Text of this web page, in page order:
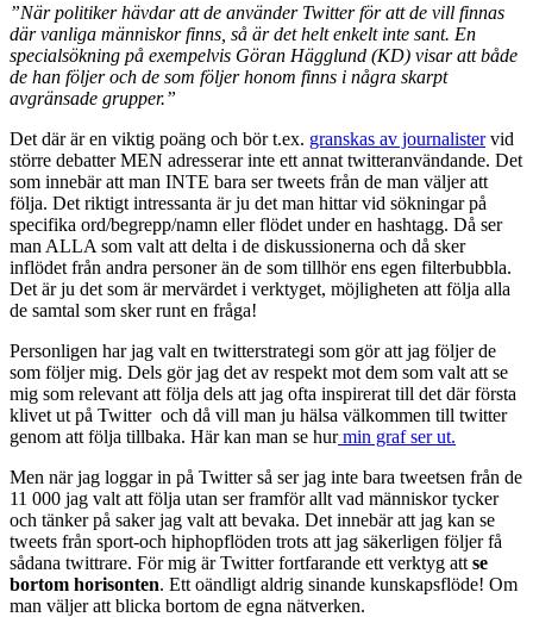
”När politiker hävdar att de använder Twitter för att de vill finnas
där vanliga människor finns, så är det helt enkelt inte sant. En
specialsökning på exempelvis Göran Hägglund (KD) visar att både
de han följer och de som följer honom finns i några skarpt
avgränsade grupper.”
Det där är en viktig poäng och bör t.ex. granskas av journalistervid
större debatter MEN adresserar inte ett annat twitteranvändande. Det
som innebär att man INTE bara ser tweets från de man väljer att
följa. Det riktigt intressanta är ju det man hittar vid sökningar på
specifika ord/begrepp/namn eller flödet under en hashtagg. Då ser
man ALLA som valt att delta i de diskussionerna och då sker
inflödet från andra personer än de som tillhör ens egen filterbubbla.
Det är ju det som är mervärdet i verktyget, möjligheten att följa alla
de samtal som sker runt en fråga!
Personligen har jag valt en twitterstrategi som gör att jag följer de
som följer mig. Dels gör jag det av respekt mot dem som valt att se
mig som relevant att följa dels att jag ofta inspirerat till det där första
klivet ut på Twitter och då vill man ju hälsa välkommen till twitter
genom att följa tillbaka. Här kan man se hurmin graf ser ut.
Men när jag loggar in på Twitter så ser jag inte bara tweetsen från de
11 000 jag valt att följa utan ser framför allt vad människor tycker
och tänker på saker jag valt att bevaka. Det innebär att jag kan se
tweets från sport-och hiphopflöden trots att jag säkerligen följer få
sådana twittrare. För mig är Twitter fortfarande ett verktyg att se
bortom horisonten. Ett oändligt aldrig sinande kunskapsflöde! Om
man väljer att blicka bortom de egna nätverken.